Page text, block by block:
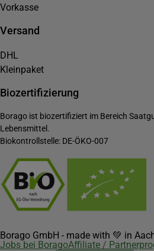
Vorkasse
Versand
DHL
Kleinpaket
Biozertifizierung
Borago ist biozertifiziert im Bereich
Lebensmittel.
Biokontrollstelle: DE-ÖKO-007
Borago GmbH - made with 💚 in
Jobs bei BoragoAffiliate /